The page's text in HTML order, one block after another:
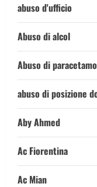
abuso d'ufficio
Abuso di alcol
Abuso di
abuso di posizione
Aby Ahmed
Ac Fiorentina
Ac Mian